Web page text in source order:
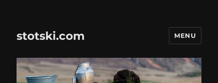
stotski.com MENU